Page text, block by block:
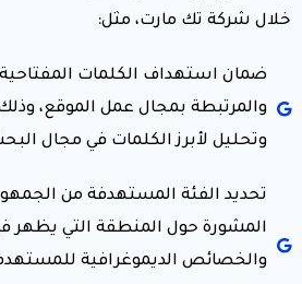
خلال شركة تك مارت، مثل:
ضمان استهداف الكلمات
والمرتبطة بمجال عمل الموقع،
وتحليل لأبرز الكلمات في مجال
تحديد الفئة المستهدفة من
المشورة حول المنطقة التي يظهر
والخصائص الديموغرافية